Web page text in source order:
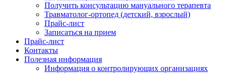
Получить консультацию мануального терапевта
Травматолог-ортопед (детский, взрослый)
Прайс-лист
Записаться на прием
Прайс-лист
Контакты
Полезная информация
Информация о контролирующих организациях